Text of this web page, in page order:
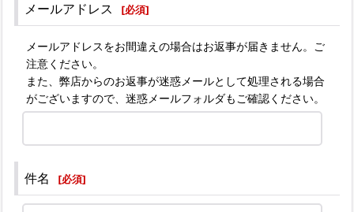
メールアドレス [必須]
メールアドレスをお間違えの場合はお返事が届きません。ご
注意ください。
また、弊店からのお返事が迷惑メールとして処理される場合
がございますので、迷惑メールフォルダもご確認ください。
件名 [必須]